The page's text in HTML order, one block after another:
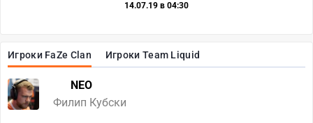
Игроки FaZe Clan Игроки Team Liquid
NEO
Филип Кубски
14.07.19 в 04:30